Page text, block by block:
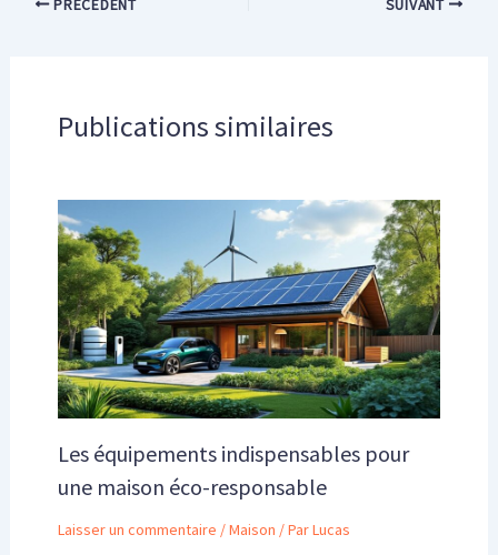
PRÉCÉDENT SUIVANT
Publications similaires
Les équipements indispensables pour
une maison éco-responsable
Laisser un commentaire /Maison / ParLucas